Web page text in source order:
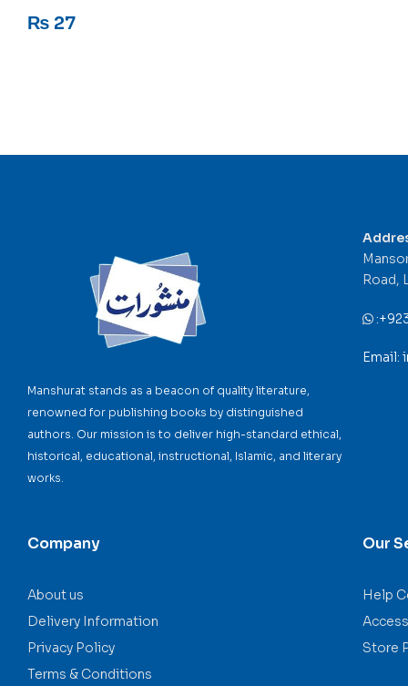
₨ 27
Manshurat stands as a beacon of quality literature,
renowned for publishing books by distinguished
authors. Our mission is to deliver high-standard ethical,
historical, educational, instructional, Islamic, and literary
works.
Company
About us
Delivery Information
Privacy Policy
Terms & Conditions
Our
Help
Store
Road,
:
Email: